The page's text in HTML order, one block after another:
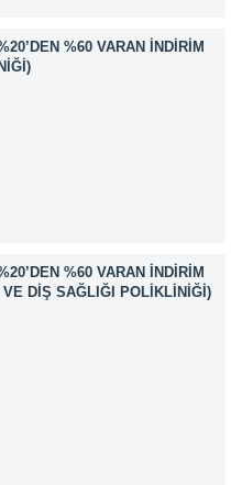
%60 VARAN İNDIRIM
%60 VARAN İNDIRIM
DIŞ SAĞLIĞI POLIKLINIĞI)